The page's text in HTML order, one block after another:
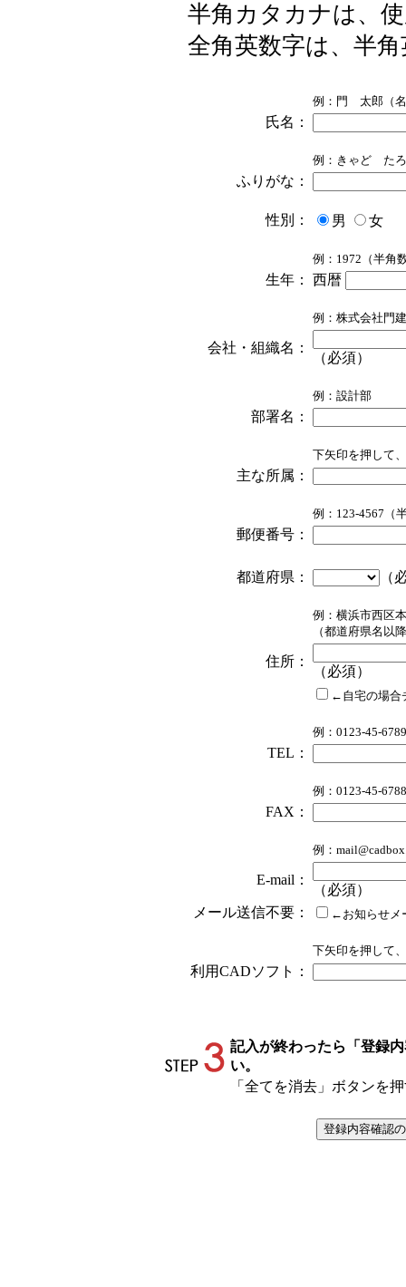
半角カタカナは、
全角英数字は、半
例：門 太郎（名
氏名：
例：きゃど たろ
ふりがな：
性別： 男 女
例：1972（半角
生年： 西暦
例：株式会社門
会社・組織名：
（必須）
例：設計部
部署名：
下矢印を押して
主な所属：
例：123-4567（
郵便番号：
都道府県： （
例：横浜市西区
（都道府県名以
住所：
（必須）
←自宅の場合
例：0123-45-
TEL：
例：0123-45-
FAX：
例：
E-mail：
（必須）
メール送信不要：
←お知らせメ
下矢印を押して
利用CADソフト：
記入が終わったら「登録
い。
「全てを消去」ボタンを